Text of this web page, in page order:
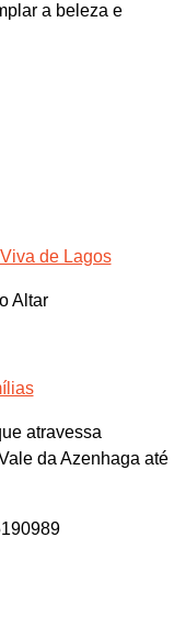
a beleza e
de Lagos
Altar
atravessa
da Azenhaga até